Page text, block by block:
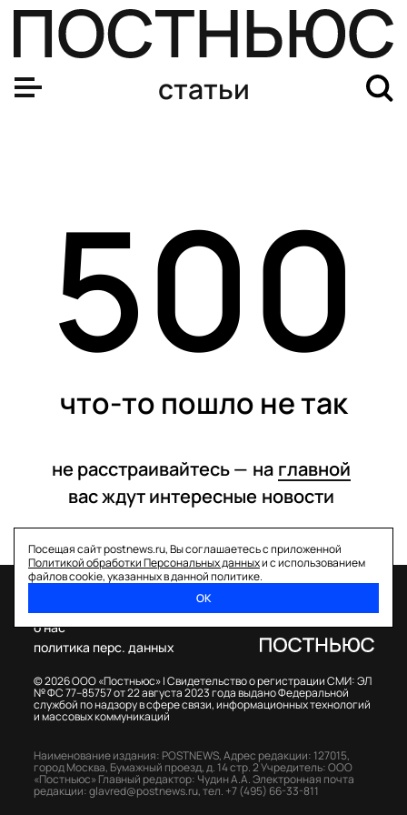
статьи
500
что-то пошло не так
не расстраивайтесь — на главной
вас ждут интересные новости
Посещая сайт postnews.ru, Вы соглашаетесь с приложенной
Политикой обработки Персональных данныхи с использованием
файлов cookie, указанных в данной политике.
ОК
© 2026 ООО «Постньюс» |Свидетельство о регистрации СМИ: ЭЛ
№ ФС 77–85757 от 22 августа 2023 года выдано Федеральной
службой по надзору в сфере связи, информационных технологий
и массовых коммуникаций
о нас
политика перс. данных
Наименование издания: POSTNEWS,Адрес редакции: 127015,
город Москва, Бумажный проезд, д. 14 стр. 2Учредитель: ООО
«Постньюс» Главный редактор: Чудин А.А.Электронная почта
редакции:glavred@postnews.ru,тел. +7 (495) 66-33-811